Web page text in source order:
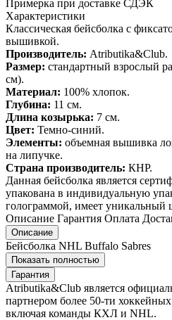
Примерка при доставке СДЭК
Характеристики
Классическая бейсболка с
вышивкой.
Производитель: Atributika&Club.
Размер: стандартный взрослый
см).
Материал: 100% хлопок.
Глубина: 11 см.
Длина козырька: 7 см.
Цвет: Темно-синий.
Элементы: объемная вышивка
на липучке.
Страна производитель: КНР.
Данная бейсболка является
упакована в индивидуальную
голограммой, имеет уникальный
Описание Гарантия Оплата
Описание
Бейсболка NHL Buffalo Sabres
Показать полностью
Гарантия
Atributika&Club является
партнером более 50-ти
включая команды КХЛ и NHL.